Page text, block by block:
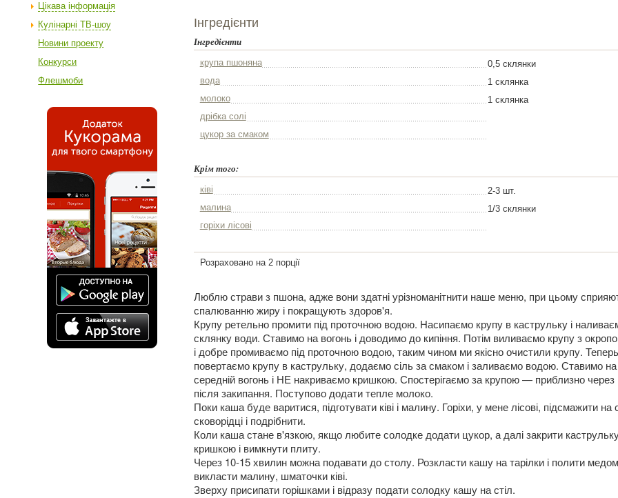
Цікава інформація
Кулінарні ТВ-шоу
Новини проекту
Конкурси
Флешмоби
Інгредієнти
Інгредієнти
крупа пшоняна
0,5 склянки
вода
1 склянка
молоко
1 склянка
дрібка солі
цукор за смаком
Крім того:
ківі
2-3 шт.
малина
1/3 склянки
горіхи лісові
Розраховано на 2 порції
Люблю страви з пшона, адже вони здатні урізноманітнити наше меню, при цьому
спалюванню жиру і покращують здоров'я.
Крупу ретельно промити під проточною водою. Насипаємо крупу в каструльку і
склянку води. Ставимо на вогонь і доводимо до кипіння. Потім виливаємо крупу з
і добре промиваємо під проточною водою, таким чином ми якісно очистили крупу. Теперь
повертаємо крупу в каструльку, додаємо сіль за смаком і заливаємо водою. Ставимо на
середній вогонь і НЕ накриваємо кришкою. Спостерігаємо за крупою — приблизно через
після закипання. Поступово додати тепле молоко.
Поки каша буде варитися, підготувати ківі і малину. Горіхи, у мене лісові, підсмажити на
сковорідці і подрібнити.
Коли каша стане в'язкою, якщо любите солодке додати цукор, а далі закрити
кришкою і вимкнути плиту.
Через 10-15 хвилин можна подавати до столу. Розкласти кашу на тарілки і полити
викласти малину, шматочки ківі.
Зверху присипати горішками і відразу подати солодку кашу на стіл.